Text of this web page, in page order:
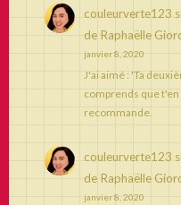
couleurverte123
de Raphaëlle
janvier 8, 2020
J'ai aimé : 'Ta
comprends que
recommande.
couleurverte123
de Raphaëlle
janvier 8, 2020